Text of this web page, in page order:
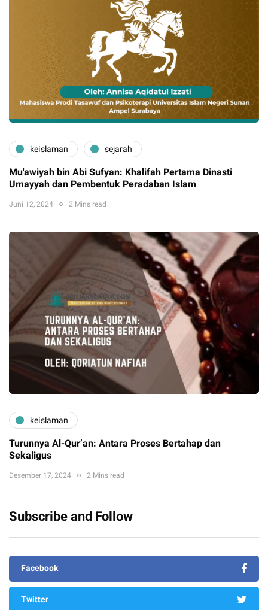
keislaman sejarah
Mu'awiyah bin Abi Sufyan: Khalifah Pertama Dinasti
Umayyah dan Pembentuk Peradaban Islam
Juni 12, 2024 2 Mins read
keislaman
Turunnya Al-Qur’an: Antara Proses Bertahap dan
Sekaligus
Desember 17, 2024 2 Mins read
Subscribe and Follow
Facebook
Twitter